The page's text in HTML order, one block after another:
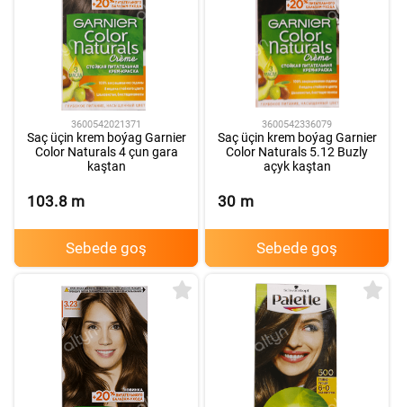
3600542021371
Saç üçin krem boýag Garnier
Color Naturals 4 çun gara
kaştan
103.8 m
Sebede goş
3600542336079
Saç üçin krem boýag Garnier
Color Naturals 5.12 Buzly
açyk kaştan
30 m
Sebede goş